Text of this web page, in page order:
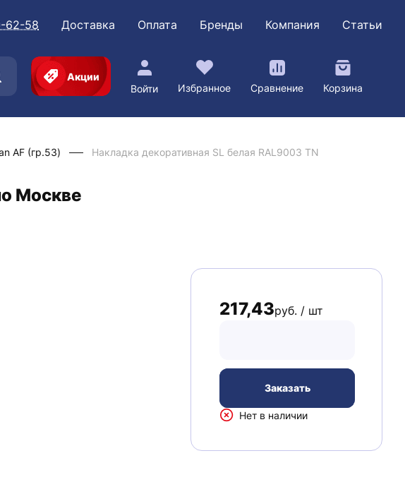
62-58 Доставка Оплата Бренды Компания Статьи
Акции
Войти
Избранное Сравнение Корзина
AF (гр.53) Накладка декоративная SL белая RAL9003 TN
Москве
217,43руб. / шт
Заказать
Нет в наличии